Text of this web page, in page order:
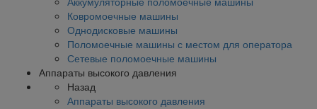
Ковромоечные машины
Однодисковые машины
Поломоечные машины с местом для оператора
Сетевые поломоечные машины
Аппараты высокого давления
Назад
Аппараты высокого давления